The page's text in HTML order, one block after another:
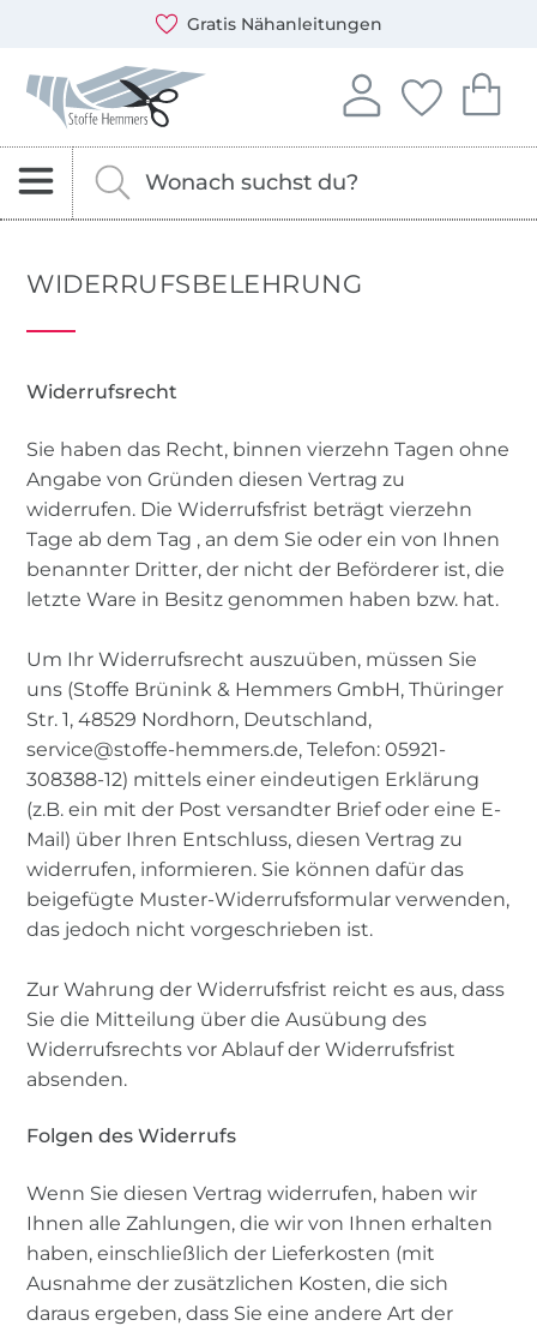
Öffnet ein neues FensterKostenlose Stoffmuster
Stoffe Hemmers – Stoffe, Schnittmuster & Nähzubehör
Nach Stoffen, Kurzwaren und Schnittmustern
Gib hier deinen Suchbegriff ein.
Anmelden
In deinem Konto
Deine
Du hastDu
WIDERRUFSBELEHRUNG
Widerrufsrecht
Sie haben das Recht, binnen vierzehn Tagen ohne
Angabe von Gründen diesen Vertrag zu
widerrufen. Die Widerrufsfrist beträgt vierzehn
Tage ab dem Tag , an dem Sie oder ein von Ihnen
benannter Dritter, der nicht der Beförderer ist, die
letzte Ware in Besitz genommen haben bzw. hat.
Um Ihr Widerrufsrecht auszuüben, müssen Sie
uns (Stoffe Brünink & Hemmers GmbH, Thüringer
Str. 1, 48529 Nordhorn, Deutschland,
service@stoffe-hemmers.de, Telefon: 05921-
308388-12) mittels einer eindeutigen Erklärung
(z.B. ein mit der Post versandter Brief oder eine E-
Mail) über Ihren Entschluss, diesen Vertrag zu
widerrufen, informieren. Sie können dafür das
beigefügte Muster-Widerrufsformular verwenden,
das jedoch nicht vorgeschrieben ist.
Zur Wahrung der Widerrufsfrist reicht es aus, dass
Sie die Mitteilung über die Ausübung des
Widerrufsrechts vor Ablauf der Widerrufsfrist
absenden.
Folgen des Widerrufs
Wenn Sie diesen Vertrag widerrufen, haben wir
Ihnen alle Zahlungen, die wir von Ihnen erhalten
haben, einschließlich der Lieferkosten (mit
Ausnahme der zusätzlichen Kosten, die sich
daraus ergeben, dass Sie eine andere Art der
Du kannst bei uns mit folgenden Zahlungsarten zahlen:
Unsere Versandpartner sind: DHL und DPD